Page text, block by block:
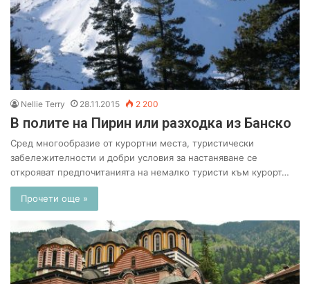
Nellie Terry 28.11.2015 2 200
В полите на Пирин или разходка из Банско
Сред многообразие от курортни места, туристически
забележителности и добри условия за настаняване се
открояват предпочитанията на немалко туристи към курорт…
Прочети още »